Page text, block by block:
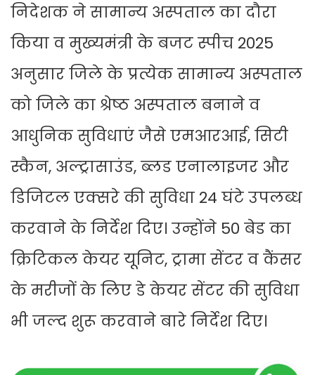
निदेशक ने सामान्य अस्पताल का दौरा
किया व मुख्यमंत्री के बजट स्पीच 2025
अनुसार जिले के प्रत्येक सामान्य अस्पताल
को जिले का श्रेष्ठ अस्पताल बनाने व
आधुनिक सुविधाएं जैसे एमआरआई, सिटी
स्कैन, अल्ट्रासाउंड, ब्लड एनालाइजर और
डिजिटल एक्सरे की सुविधा 24 घंटे उपलब्ध
करवाने के निर्देश दिए। उन्होंने 50 बेड का
क्रिटिकल केयर यूनिट, ट्रामा सेंटर व कैंसर
के मरीजों के लिए डे केयर सेंटर की सुविधा
भी जल्द शुरू करवाने बारे निर्देश दिए।